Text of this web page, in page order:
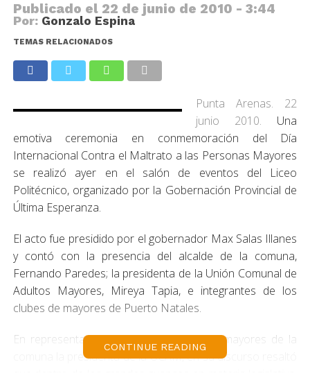
Publicado el 22 de junio de 2010 - 3:44
Por: Gonzalo Espina
TEMAS RELACIONADOS
Punta Arenas. 22
junio 2010. Una
emotiva ceremonia en conmemoración del Día
Internacional Contra el Maltrato a las Personas Mayores
se realizó ayer en el salón de eventos del Liceo
Politécnico, organizado por la Gobernación Provincial de
Última Esperanza.
El acto fue presidido por el gobernador Max Salas Illanes
y contó con la presencia del alcalde de la comuna,
Fernando Paredes; la presidenta de la Unión Comunal de
Adultos Mayores, Mireya Tapia, e integrantes de los
clubes de mayores de Puerto Natales.
En representación de todos los adultos mayores de la
comuna la presidenta de la UCAM, en su discurso resaltó
CONTINUE READING